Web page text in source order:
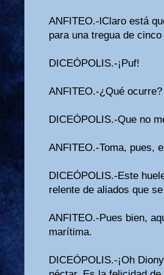
ANFITEO.-lClaro está
para una tregua de
DICEÓPOLIS.-¡Puf!
ANFITEO.-¿Qué ocurre?
DICEÓPOLIS.-Que no
ANFITEO.-Toma, pues,
DICEÓPOLIS.-Este
relente de aliados que
ANFITEO.-Pues bien,
marítima.
DICEÓPOLIS.-¡Oh